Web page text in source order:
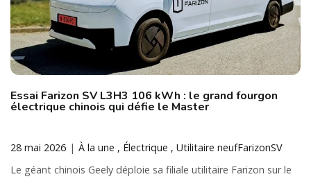
Essai Farizon SV L3H3 106 kWh : le grand fourgon
électrique chinois qui défie le Master
28 mai 2026 À la une Électrique Utilitaire neufFarizonSV
Le géant chinois Geely déploie sa filiale utilitaire Farizon sur le